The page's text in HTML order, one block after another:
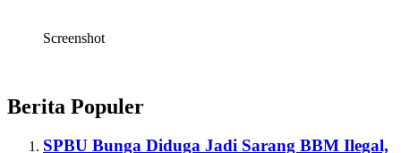
Screenshot
Berita Populer
SPBU Bunga Diduga Jadi Sarang BBM Ilegal,